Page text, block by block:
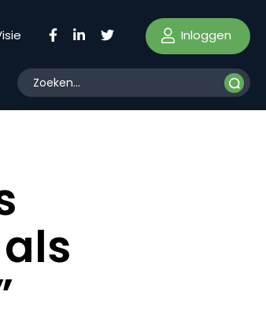
Inloggen